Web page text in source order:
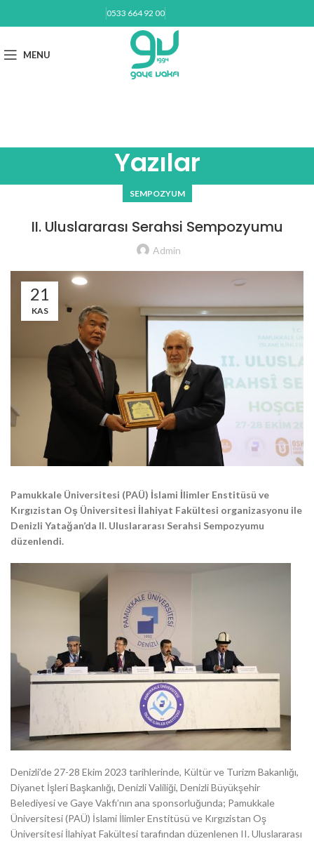
0533 664 92 00
MENU
Yazılar
SEMPOZYUM
II. Uluslararası Serahsi Sempozyumu
Admin
21
KAS
Pamukkale Üniversitesi (PAÜ) İslami İlimler Enstitüsü ve
Kırgızistan Oş Üniversitesi İlahiyat Fakültesi organizasyonu ile
Denizli Yatağan’da II. Uluslararası Serahsi Sempozyumu
düzenlendi.
Denizli’de 27-28 Ekim 2023 tarihlerinde, Kültür ve Turizm Bakanlığı,
Diyanet İşleri Başkanlığı, Denizli Valiliği, Denizli Büyükşehir
Belediyesi ve Gaye Vakfı’nın ana sponsorluğunda; Pamukkale
Üniversitesi (PAÜ) İslami İlimler Enstitüsü ve Kırgızistan Oş
Üniversitesi İlahiyat Fakültesi tarafından düzenlenen II. Uluslararası